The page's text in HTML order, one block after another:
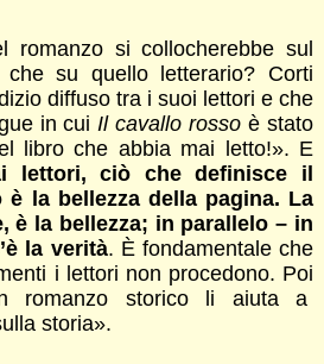
romanzo si collocherebbe sul
su quello letterario? Corti
diffuso tra i suoi lettori e che
in cui Il cavallo rosso è stato
libro che abbia mai letto!». E
lettori, ciò che definisce il
è la bellezza della pagina. La
è la bellezza; in parallelo – in
la verità. È fondamentale che
i lettori non procedono. Poi
romanzo storico li aiuta a
storia».